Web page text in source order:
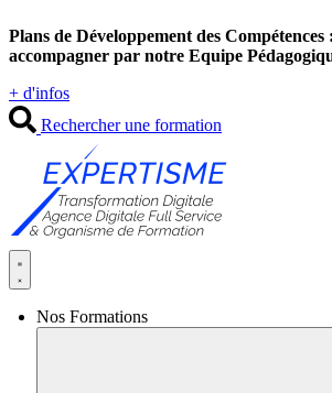
au
contenu
Plans de Développement des Compétences
accompagner par notre Equipe
+ d'infos
Rechercher une formation
Nos Formations